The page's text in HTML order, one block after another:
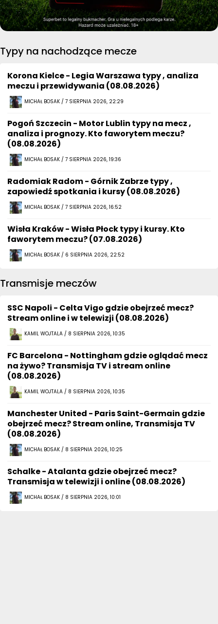
Typy na nachodzące mecze
Korona Kielce - Legia Warszawa typy , analiza
meczu i przewidywania (08.08.2026)
MICHAŁ BOSAK / 7 SIERPNIA 2026, 22:29
Pogoń Szczecin - Motor Lublin typy na mecz ,
analiza i prognozy. Kto faworytem meczu?
(08.08.2026)
MICHAŁ BOSAK / 7 SIERPNIA 2026, 19:36
Radomiak Radom - Górnik Zabrze typy ,
zapowiedź spotkania i kursy (08.08.2026)
MICHAŁ BOSAK / 7 SIERPNIA 2026, 16:52
Wisła Kraków - Wisła Płock typy i kursy. Kto
faworytem meczu? (07.08.2026)
MICHAŁ BOSAK / 6 SIERPNIA 2026, 22:52
Transmisje meczów
SSC Napoli - Celta Vigo gdzie obejrzeć mecz?
Stream online i w telewizji (08.08.2026)
KAMIL WOJTALA / 8 SIERPNIA 2026, 10:35
FC Barcelona - Nottingham gdzie oglądać mecz
na żywo? Transmisja TV i stream online
(08.08.2026)
KAMIL WOJTALA / 8 SIERPNIA 2026, 10:35
Manchester United - Paris Saint-Germain gdzie
obejrzeć mecz? Stream online, Transmisja TV
(08.08.2026)
MICHAŁ BOSAK / 8 SIERPNIA 2026, 10:25
Schalke - Atalanta gdzie obejrzeć mecz?
Transmisja w telewizji i online (08.08.2026)
MICHAŁ BOSAK / 8 SIERPNIA 2026, 10:01